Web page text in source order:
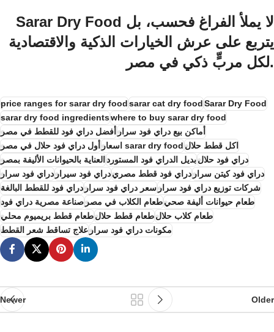
Sarar Dry Food
يتربع على عرش الخيارات الذكية والاقتصادية
لكل مربٍّ ذكي في مصر.
price ranges for sarar dry food sarar cat dry food Sarar Dry Food
sarar dry food ingredientswhere to buy sarar dry food
أفضل دراي فود للقطط في مصر أماكن بيع دراي فود سرار
أول دراي فود حلال في مصر
اسعار sarar dry food اكل قطط حلال
العناية بالحيوانات الأليفة بمصر بديل الدراي فود المستورددراي فود حلال
دراي فود سراردراي فود سيراردراي فود قطط مصريدراي فود كيتن سرار
دراي فود للقطط البالغةسعر دراي فود سرارشركات توزيع دراي فود سرار
صناعة مصرية دراي فودطعام الكلاب في مصرطعام حيوانات أليفة صحي
طعام قطط بريميوم محليطعام قطط حلال طعام كلاب حلال
علاج تساقط شعر القططمكونات دراي فود سرار
Newer Older